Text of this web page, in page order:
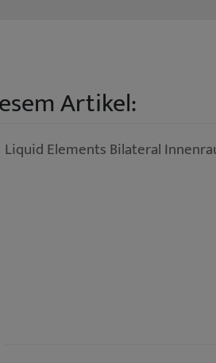
Artikel:
Liquid Elements Bilateral